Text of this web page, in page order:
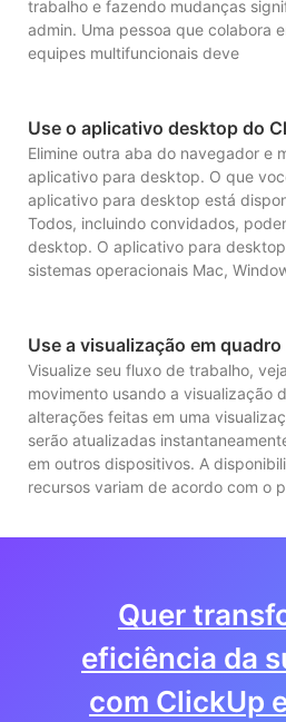
trabalho e fazendo mudanças
admin. Uma pessoa que colabora
equipes multifuncionais deve
Use o aplicativo desktop do
Elimine outra aba do navegador e
aplicativo para desktop. O que
aplicativo para desktop está
Todos, incluindo convidados,
desktop. O aplicativo para
sistemas operacionais Mac,
Use a visualização em
Visualize seu fluxo de trabalho,
movimento usando a visualização
alterações feitas em uma
serão atualizadas
em outros dispositivos. A
recursos variam de acordo com o
Quer
eficiência da
com ClickUp